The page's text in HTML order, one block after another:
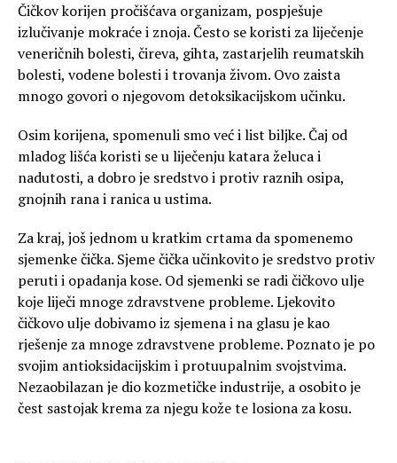
Čičkov korijen pročišćava organizam, pospješuje
izlučivanje mokraće i znoja. Često se koristi za liječenje
veneričnih bolesti, čireva, gihta, zastarjelih reumatskih
bolesti, vodene bolesti i trovanja živom. Ovo zaista
mnogo govori o njegovom detoksikacijskom učinku.
Osim korijena, spomenuli smo već i list biljke. Čaj od
mladog lišća koristi se u liječenju katara želuca i
nadutosti, a dobro je sredstvo i protiv raznih osipa,
gnojnih rana i ranica u ustima.
Za kraj, još jednom u kratkim crtama da spomenemo
sjemenke čička. Sjeme čička učinkovito je sredstvo protiv
peruti i opadanja kose. Od sjemenki se radi čičkovo ulje
koje liječi mnoge zdravstvene probleme. Ljekovito
čičkovo ulje dobivamo iz sjemena i na glasu je kao
rješenje za mnoge zdravstvene probleme. Poznato je po
svojim antioksidacijskim i protuupalnim svojstvima.
Nezaobilazan je dio kozmetičke industrije, a osobito je
čest sastojak krema za njegu kože te losiona za kosu.